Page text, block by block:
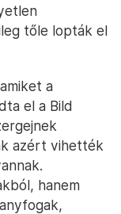
tőle lopták el
a
el a Bild
azért vihették
hanem